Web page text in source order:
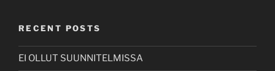
RECENT POSTS
EI OLLUT SUUNNITELMISSA